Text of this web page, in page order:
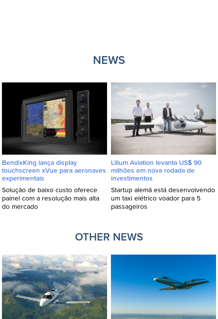
NEWS
BendixKing lança display
touchscreen xVue para aeronaves
experimentais
Solução de baixo custo oferece
painel com a resolução mais alta
do mercado
Lilium Aviation levanta US$ 90
milhões em nova rodada de
investimentos
Startup alemã está desenvolvendo
um taxi elétrico voador para 5
passageiros
OTHER NEWS